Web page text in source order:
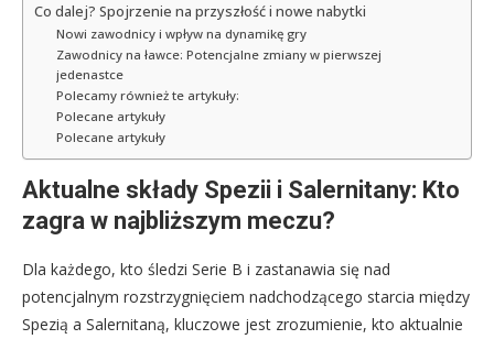
Co dalej? Spojrzenie na przyszłość i nowe nabytki
Nowi zawodnicy i wpływ na dynamikę gry
Zawodnicy na ławce: Potencjalne zmiany w pierwszej
jedenastce
Polecamy również te artykuły:
Polecane artykuły
Polecane artykuły
Aktualne składy Spezii i Salernitany: Kto
zagra w najbliższym meczu?
Dla każdego, kto śledzi Serie B i zastanawia się nad
potencjalnym rozstrzygnięciem nadchodzącego starcia między
Spezią a Salernitaną, kluczowe jest zrozumienie, kto aktualnie